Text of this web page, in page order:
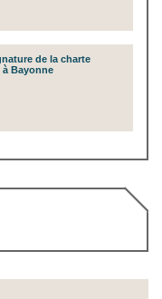
de la charte
à Bayonne